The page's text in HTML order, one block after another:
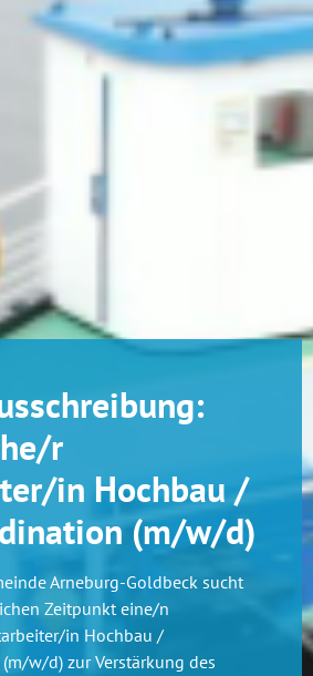
r
in Hochbau /
(m/w/d)
Arneburg-Goldbeck sucht
Zeitpunkt eine/n
in Hochbau /
w/d) zur Verstärkung des